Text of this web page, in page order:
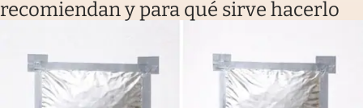
recomiendan y para qué sirve hacerlo